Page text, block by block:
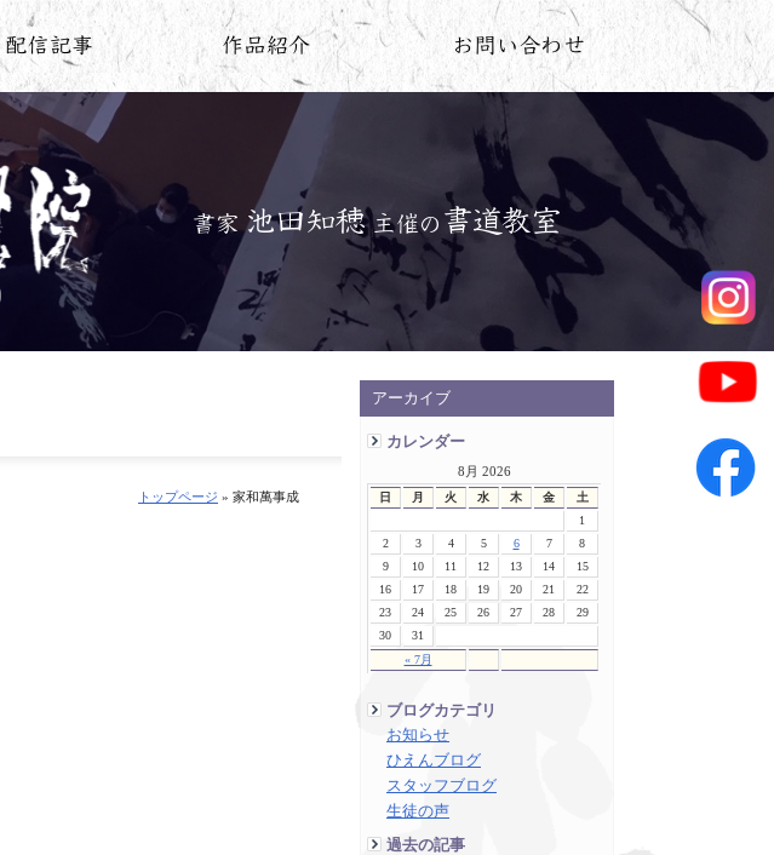
アーカイブ
カレンダー
8月 2026
日 月 火 水 木 金 土
« 7月
1
2
3 4 5 6 7
8
9
10 11 12 13 14
15
16
17 18 19 20 21
22
23
24 25 26 27 28
29
30
31
ブログカテゴリ
お知らせ
ひえんブログ
スタッフブログ
生徒の声
過去の記事
トップページ » 家和萬事成